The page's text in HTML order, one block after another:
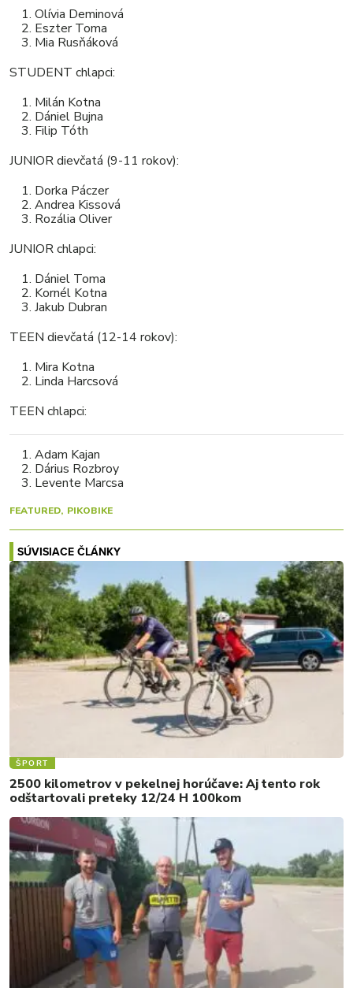
Olívia Deminová
Eszter Toma
Mia Rusňáková
STUDENT chlapci:
Milán Kotna
Dániel Bujna
Filip Tóth
JUNIOR dievčatá (9-11 rokov):
Dorka Páczer
Andrea Kissová
Rozália Oliver
JUNIOR chlapci:
Dániel Toma
Kornél Kotna
Jakub Dubran
TEEN dievčatá (12-14 rokov):
Mira Kotna
Linda Harcsová
TEEN chlapci:
Adam Kajan
Dárius Rozbroy
Levente Marcsa
FEATURED PIKOBIKE
SÚVISIACE ČLÁNKY
ŠPORT
2500 kilometrov v pekelnej horúčave: Aj tento rok
odštartovali preteky 12/24 H 100kom